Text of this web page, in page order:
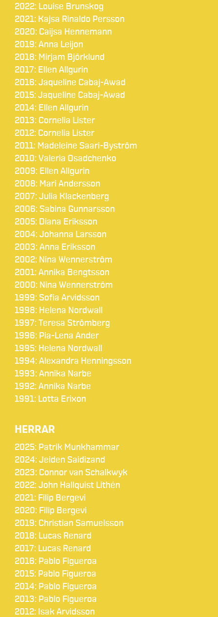
2022: Louise Brunskog
2021: Kajsa Rinaldo Persson
2020: Caijsa Hennemann
2019: Anna Leijon
2018: Mirjam Björklund
2017: Ellen Allgurin
2016: Jaqueline Cabaj-Awad
2015: Jaqueline Cabaj-Awad
2014: Ellen Allgurin
2013: Cornelia Lister
2012: Cornelia Lister
2011: Madeleine Saari-Byström
2010: Valeria Osadchenko
2009: Ellen Allgurin
2008: Mari Andersson
2007: Julia Klackenberg
2006: Sabina Gunnarsson
2005: Diana Eriksson
2004: Johanna Larsson
2003: Anna Eriksson
2002: Nina Wennerström
2001: Annika Bengtsson
2000: Nina Wennerström
1999: Sofia Arvidsson
1998: Helena Nordwall
1997: Teresa Strömberg
1996: Pia-Lena Ander
1995: Helena Nordwall
1994: Alexandra Henningsson
1993: Annika Narbe
1992: Annika Narbe
1991: Lotta Erixon
HERRAR
2025: Patrik Munkhammar
2024: Jeiden Saidizand
2023: Connor van Schalkwyk
2022: John Hallquist Lithén
2021: Filip Bergevi
2020: Filip Bergevi
2019: Christian Samuelsson
2018: Lucas Renard
2017: Lucas Renard
2016: Pablo Figueroa
2015: Pablo Figueroa
2014: Pablo Figueroa
2013: Pablo Figueroa
2012: Isak Arvidsson